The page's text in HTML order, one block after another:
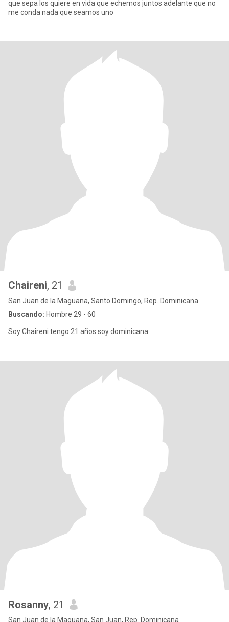
que sepa los quiere en vida que echemos juntos adelante que no
me conda nada que seamos uno
Chaireni, 21
San Juan de la Maguana, Santo Domingo, Rep. Dominicana
Buscando: Hombre 29 - 60
Soy Chaireni tengo 21 años soy dominicana
Rosanny, 21
San Juan de la Maguana, San Juan, Rep. Dominicana